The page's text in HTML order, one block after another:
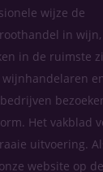
wijze de
in
in de ruimste
en
Het vakblad
uitvoering.
website op